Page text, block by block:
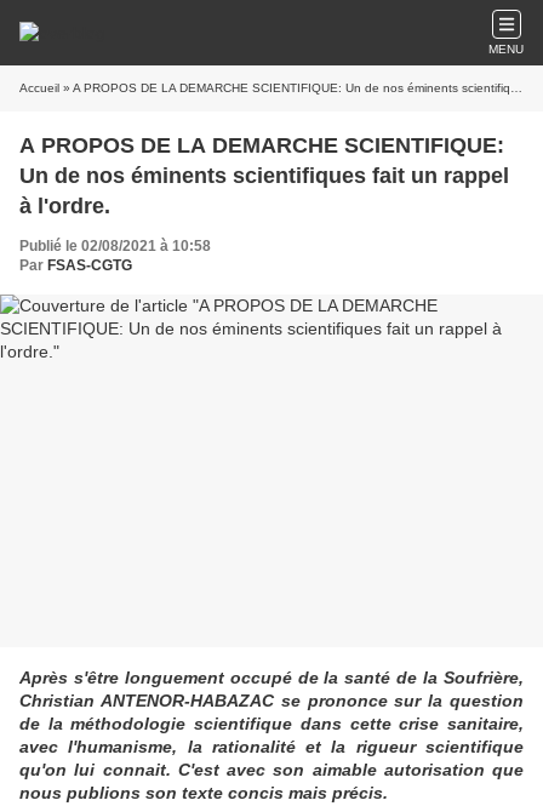
MENU
Accueil » A PROPOS DE LA DEMARCHE SCIENTIFIQUE: Un de nos éminents scientifiques fait un rappel à l'ordre.
A PROPOS DE LA DEMARCHE SCIENTIFIQUE:
Un de nos éminents scientifiques fait un rappel
à l'ordre.
Publié le 02/08/2021 à 10:58
Par FSAS-CGTG
Après s'être longuement occupé de la santé de la Soufrière,
Christian ANTENOR-HABAZAC se prononce sur la question
de la méthodologie scientifique dans cette crise sanitaire,
avec l'humanisme, la rationalité et la rigueur scientifique
qu'on lui connait. C'est avec son aimable autorisation que
nous publions son texte concis mais précis.